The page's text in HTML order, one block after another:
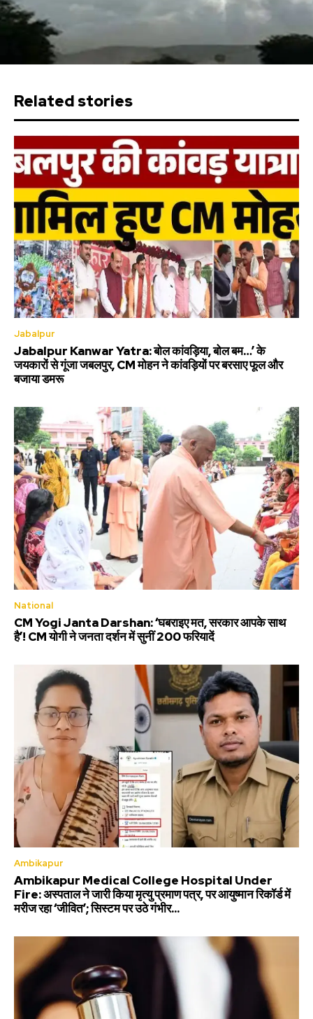
Related stories
Jabalpur
Jabalpur Kanwar Yatra: बोल कांवड़िया, बोल बम…’ के
जयकारों से गूंजा जबलपुर, CM मोहन ने कांवड़ियों पर बरसाए फूल और
बजाया डमरू
National
CM Yogi Janta Darshan: ‘घबराइए मत, सरकार आपके साथ
है’! CM योगी ने जनता दर्शन में सुनीं 200 फरियादें
Ambikapur
Ambikapur Medical College Hospital Under
Fire: अस्पताल ने जारी किया मृत्यु प्रमाण पत्र, पर आयुष्मान रिकॉर्ड में
मरीज रहा ‘जीवित’; सिस्टम पर उठे गंभीर...